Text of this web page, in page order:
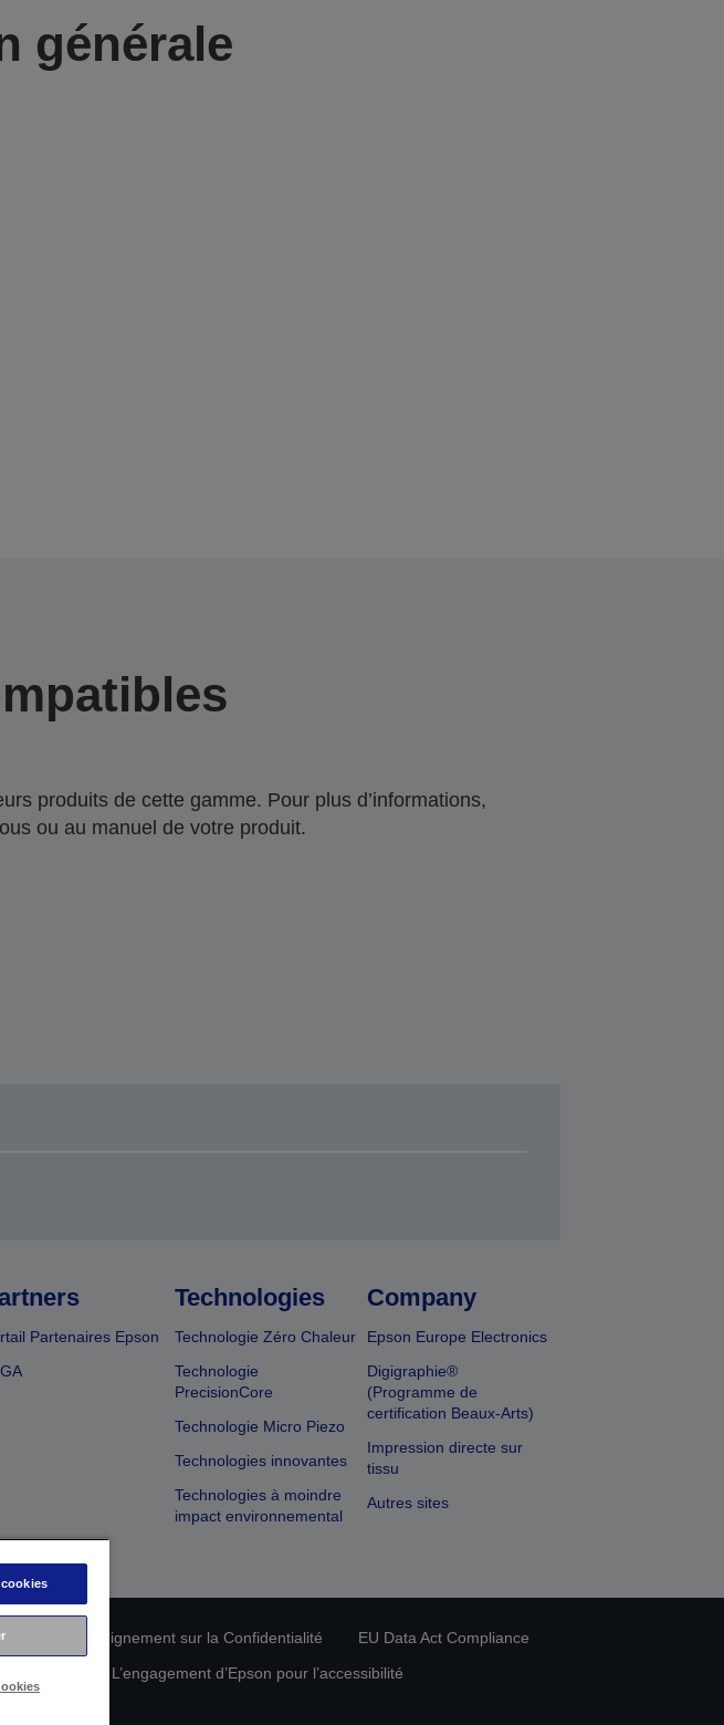
générale
produits de cette gamme. Pour plus d’informations,
ou au manuel de votre produit.
Partenaires Epson
Technologies
Technologie Zéro Chaleur
Technologie
PrecisionCore
Technologie Micro Piezo
Technologies innovantes
Technologies à moindre
impact environnemental
Company
Epson Europe Electronics
Digigraphie®
(Programme de
certification Beaux-Arts)
Impression directe sur
tissu
Autres sites
de Renseignement sur la Confidentialité
EU Data Act Compliance
L’engagement d’Epson pour l’accessibilité